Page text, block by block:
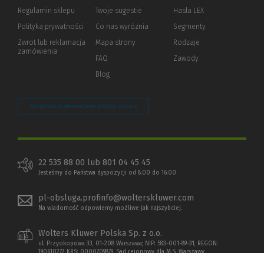
Regulamin sklepu
Polityka prywatności (Nowe
(Link
innej
Zwrot lub reklamacja
zamówienia
innej
strony)
Twoje sugestie
Co nas wyróżnia
Mapa strony
FAQ
Blog
Hasła LEX
Segmenty
Rodzaje
Zawody
Zarządzaj preferencjami plików cookie
22 535 88 00 lub 801 04 45 45
Jesteśmy do Państwa dyspozycji od 8:00 do 16:00
pl-obsluga.profinfo@wolterskluwer.com
Na wiadomość odpowiemy możliwe jak najszybciej.
Wolters Kluwer Polska Sp. z o.o.
ul. Przyokopowa 33, 01-208 Warszawa; NIP: 583-001-89-31, REGON: